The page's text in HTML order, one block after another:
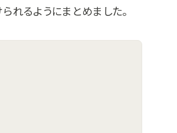
れるようにまとめました。